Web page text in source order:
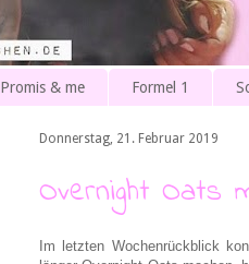
Promis & me Formel 1
Donnerstag, 21. Februar 2019
Overnight Oats
Im letzten Wochenrückblick